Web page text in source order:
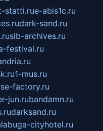
statti.rue-abis1c.ru
dark-sand.ru
sib-archives.ru
festival.ru
1-mus.ru
factory.ru
jun.rubandamn.ru
darksand.ru
cityhotel.ru